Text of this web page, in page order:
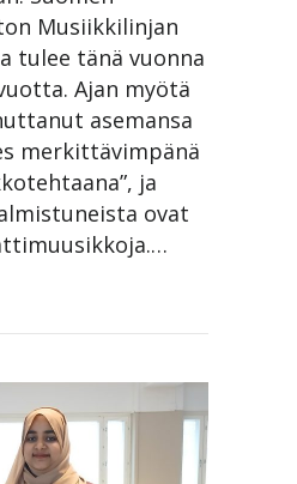
Musiikkilinjan
tulee tänä vuonna
Ajan myötä
asemansa
merkittävimpänä
ja
ovat